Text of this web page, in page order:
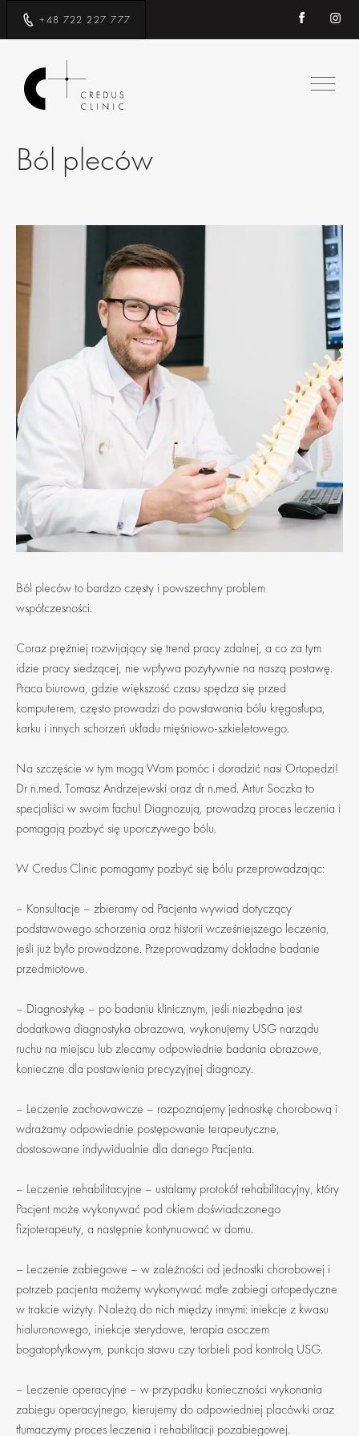
+48 722 227 777
Ból pleców
Ból pleców to bardzo częsty i powszechny problem
współczesności.
Coraz prężniej rozwijający się trend pracy zdalnej, a co za tym
idzie pracy siedzącej, nie wpływa pozytywnie na naszą postawę.
Praca biurowa, gdzie większość czasu spędza się przed
komputerem, często prowadzi do powstawania bólu kręgosłupa,
karku i innych schorzeń układu mięśniowo-szkieletowego.
Na szczęście w tym mogą Wam pomóc i doradzić nasi Ortopedzi!
Dr n.med. Tomasz Andrzejewski oraz dr n.med. Artur Soczka to
specjaliści w swoim fachu! Diagnozują, prowadzą proces leczenia i
pomagają pozbyć się uporczywego bólu.
W Credus Clinic pomagamy pozbyć się bólu przeprowadzając:
– Konsultacje – zbieramy od Pacjenta wywiad dotyczący
podstawowego schorzenia oraz historii wcześniejszego leczenia,
jeśli już było prowadzone. Przeprowadzamy dokładne badanie
przedmiotowe.
– Diagnostykę – po badaniu klinicznym, jeśli niezbędna jest
dodatkowa diagnostyka obrazowa, wykonujemy USG narządu
ruchu na miejscu lub zlecamy odpowiednie badania obrazowe,
konieczne dla postawienia precyzyjnej diagnozy.
– Leczenie zachowawcze – rozpoznajemy jednostkę chorobową i
wdrażamy odpowiednie postępowanie terapeutyczne,
dostosowane indywidualnie dla danego Pacjenta.
– Leczenie rehabilitacyjne – ustalamy protokół rehabilitacyjny, który
Pacjent może wykonywać pod okiem doświadczonego
fizjoterapeuty, a następnie kontynuować w domu.
– Leczenie zabiegowe – w zależności od jednostki chorobowej i
potrzeb pacjenta możemy wykonywać małe zabiegi ortopedyczne
w trakcie wizyty. Należą do nich między innymi: iniekcje z kwasu
hialuronowego, iniekcje sterydowe, terapia osoczem
bogatopłytkowym, punkcja stawu czy torbieli pod kontrolą USG.
– Leczenie operacyjne – w przypadku konieczności wykonania
zabiegu operacyjnego, kierujemy do odpowiedniej placówki oraz
tłumaczymy proces leczenia i rehabilitacji pozabiegowej.